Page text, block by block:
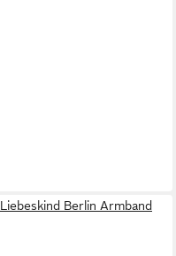
Liebeskind Berlin Armband